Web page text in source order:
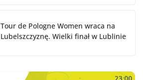
Tour de Pologne Women wraca na
Lubelszczyznę. Wielki finał w Lublinie